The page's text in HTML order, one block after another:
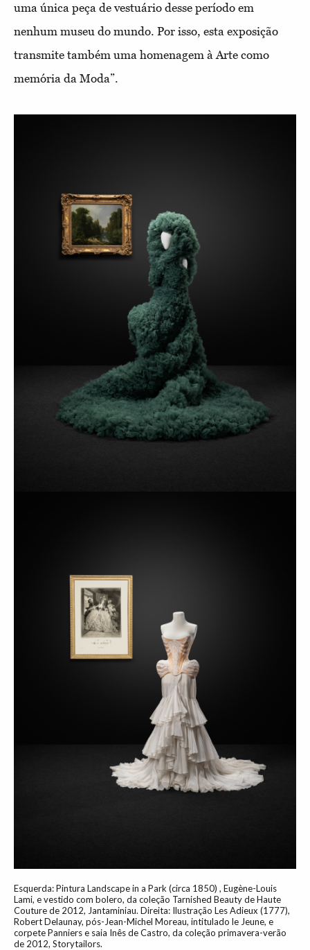
uma única peça de vestuário desse período em
nenhum museu do mundo. Por isso, esta exposição
transmite também uma homenagem à Arte como
memória da Moda”.
Esquerda: Pintura Landscape in a Park (circa 1850) , Eugène-Louis
Lami, e vestido com bolero, da coleção Tarnished Beauty de Haute
Couture de 2012, Jantaminiau. Direita: Ilustração Les Adieux (1777),
Robert Delaunay, pós-Jean-Michel Moreau, intitulado le Jeune, e
corpete Panniers e saia Inês de Castro, da coleção primavera-verão
de 2012, Storytailors.